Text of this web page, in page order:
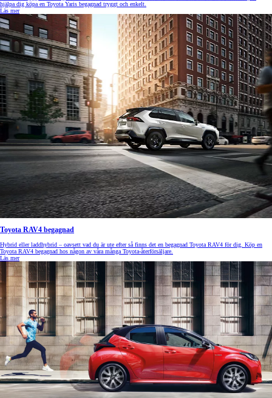
hjälpa dig köpa en Toyota Yaris begagnad tryggt och enkelt.
Läs mer
Toyota RAV4 begagnad
Hybrid eller laddhybrid – oavsett vad du är ute efter så finns det en begagnad Toyota RAV4 för dig. Köp en
Toyota RAV4 begagnad hos någon av våra många Toyota-återförsäljare.
Läs mer